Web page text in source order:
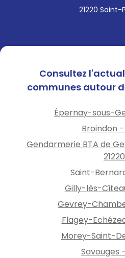
21220 Saint-
Consultez
communes autour
Épernay-sous-
Broindon -
Gendarmerie BTA de
21220
Saint-
Gilly-lès-
Gevrey-
Flagey-
Morey-Saint-
Savouges -